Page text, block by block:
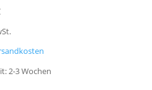
2-3 Wochen